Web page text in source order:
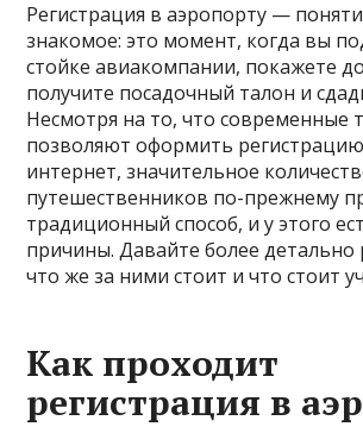
Регистрация в аэропорту —
знакомое: это момент, когда вы
стойке авиакомпании, покажете
получите посадочный талон и
Несмотря на то, что современные
позволяют оформить
интернет, значительное
путешественников по-прежнему
традиционный способ, и у этого
причины. Давайте более детально
что же за ними стоит и что стоит
Как проходит
регистрация в